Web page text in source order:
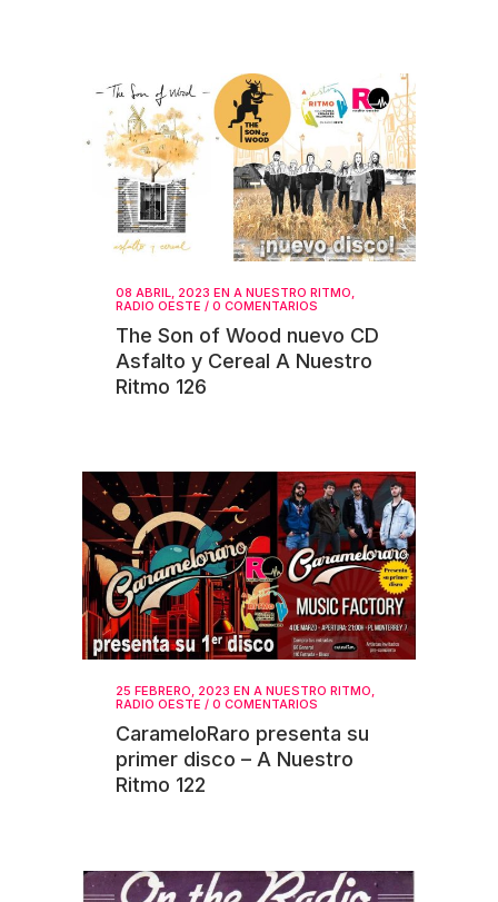
08 ABRIL, 2023 EN A NUESTRO RITMO
RADIO OESTE / 0 COMENTARIOS
The Son of Wood nuevo CD
Asfalto y Cereal A Nuestro
Ritmo 126
25 FEBRERO, 2023 EN A NUESTRO RITMO
RADIO OESTE / 0 COMENTARIOS
CarameloRaro presenta su
primer disco – A Nuestro
Ritmo 122